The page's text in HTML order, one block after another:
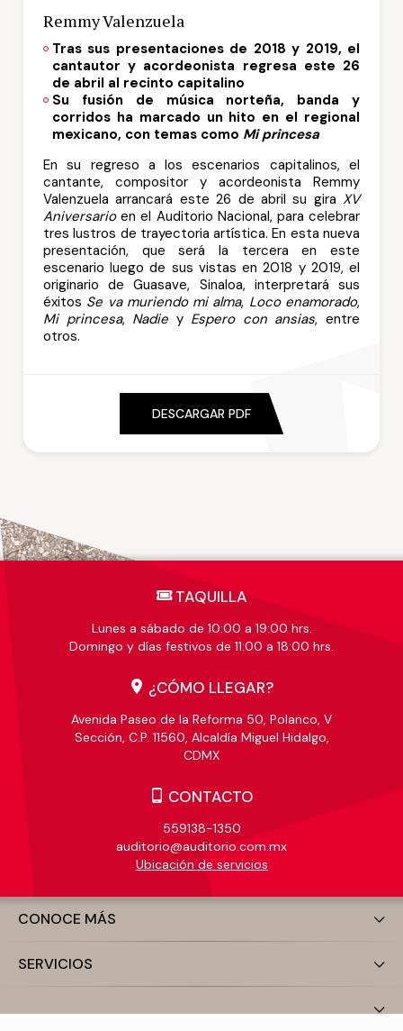
Remmy Valenzuela
Tras sus presentaciones de 2018 y 2019, el
cantautor y acordeonista regresa este 26
de abril al recinto capitalino
Su fusión de música norteña, banda y
corridos ha marcado un hito en el regional
mexicano, con temas como Mi princesa
En su regreso a los escenarios capitalinos, el
cantante, compositor y acordeonista Remmy
Valenzuela arrancará este 26 de abril su gira XV
Aniversarioen el Auditorio Nacional, para celebrar
tres lustros de trayectoria artística. En esta nueva
presentación, que será la tercera en este
escenario luego de sus vistas en 2018 y 2019, el
originario de Guasave, Sinaloa, interpretará sus
éxitos Se va muriendo mi alma, Loco enamorado,
Mi princesa, Nadie y Espero con ansias, entre
otros.
DESCARGAR PDF
TAQUILLA
Lunes a sábado de 10:00 a 19:00 hrs.
Domingo y días festivos de 11:00 a 18:00 hrs.
¿CÓMO LLEGAR?
Avenida Paseo de la Reforma 50, Polanco, V
Sección, C.P. 11560, Alcaldía Miguel Hidalgo,
CDMX
CONTACTO
559138-1350
auditorio@auditorio.com.mx
Ubicación de servicios
CONOCE MÁS
SERVICIOS